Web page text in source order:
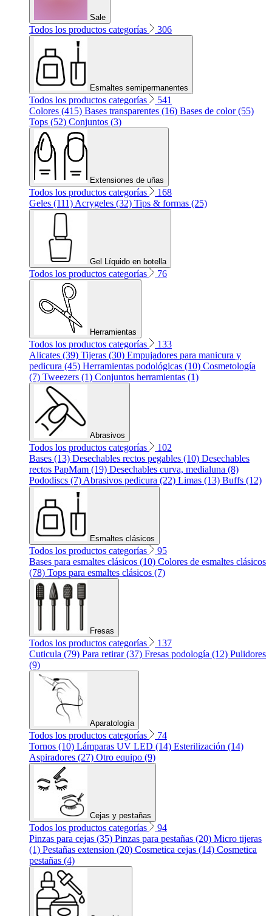
Sale
Todos los productos categorías 306
Esmaltes semipermanentes
Todos los productos categorías
541
Colores (415) Bases transparentes (16) Bases de color (55)
Tops (52) Conjuntos (3)
Extensiones de uñas
Todos los productos categorías
168
Geles (111) Acrygeles (32) Tips & formas (25)
Gel Líquido en botella
Todos los productos categorías 76
Herramientas
Todos los productos categorías
133
Alicates (39) Tijeras (30) Empujadores para manicura y
pedicura (45) Herramientas podológicas (10) Cosmetología
(7) Tweezers (1) Conjuntos herramientas (1)
Abrasivos
Todos los productos categorías
102
Bases (13) Desechables rectos pegables (10) Desechables
rectos PapMam (19) Desechables curva, medialuna (8)
Pododiscs (7) Abrasivos pedicura (22) Limas (13) Buffs (12)
Esmaltes clásicos
Todos los productos categorías
95
Bases para esmaltes clásicos (10) Colores de esmaltes clásicos
(78) Tops para esmaltes clásicos (7)
Fresas
Todos los productos categorías
137
Cuticula (79) Para retirar (37) Fresas podología (12) Pulidores
(9)
Aparatología
Todos los productos categorías
74
Tornos (10) Lámparas UV LED (14) Esterilización (14)
Aspiradores (27) Otro equipo (9)
Cejas y pestañas
Todos los productos categorías
94
Pinzas para cejas (35) Pinzas para pestañas (20) Micro tijeras
(1) Pestañas extension (20) Cosmetica cejas (14) Cosmetica
pestañas (4)